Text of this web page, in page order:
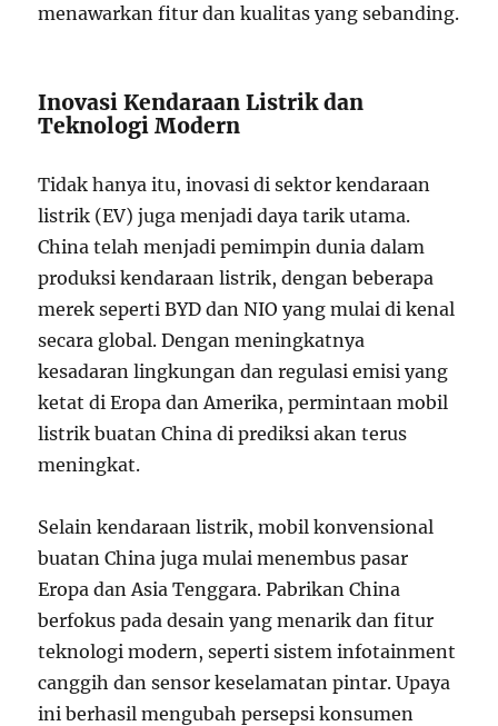
menawarkan fitur dan kualitas yang sebanding.
Inovasi Kendaraan Listrik dan
Teknologi Modern
Tidak hanya itu, inovasi di sektor kendaraan
listrik (EV) juga menjadi daya tarik utama.
China telah menjadi pemimpin dunia dalam
produksi kendaraan listrik, dengan beberapa
merek seperti BYD dan NIO yang mulai di kenal
secara global. Dengan meningkatnya
kesadaran lingkungan dan regulasi emisi yang
ketat di Eropa dan Amerika, permintaan mobil
listrik buatan China di prediksi akan terus
meningkat.
Selain kendaraan listrik, mobil konvensional
buatan China juga mulai menembus pasar
Eropa dan Asia Tenggara. Pabrikan China
berfokus pada desain yang menarik dan fitur
teknologi modern, seperti sistem infotainment
canggih dan sensor keselamatan pintar. Upaya
ini berhasil mengubah persepsi konsumen